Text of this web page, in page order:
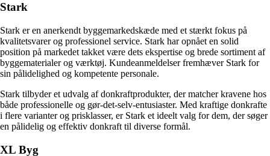
Stark
Stark er en anerkendt byggemarkedskæde med et stærkt fokus på
kvalitetsvarer og professionel service. Stark har opnået en solid
position på markedet takket være dets ekspertise og brede sortiment af
byggematerialer og værktøj. Kundeanmeldelser fremhæver Stark for
sin pålidelighed og kompetente personale.
Stark tilbyder et udvalg af donkraftprodukter, der matcher kravene hos
både professionelle og gør-det-selv-entusiaster. Med kraftige donkrafte
i flere varianter og prisklasser, er Stark et ideelt valg for dem, der søger
en pålidelig og effektiv donkraft til diverse formål.
XL Byg